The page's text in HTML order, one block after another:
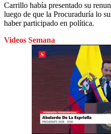
Carrillo había presentado su
luego de que la Procuraduría lo
haber participado en política.
Videos Semana